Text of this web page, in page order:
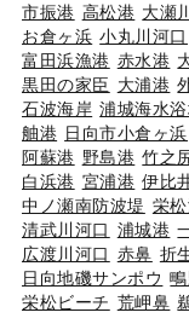
市振港 高松港 大瀬
お倉ヶ浜 小丸川河口
富田浜漁港 赤水港
黒田の家臣 大浦港
石波海岸 浦城海水
舳港 日向市小倉ヶ浜
阿蘇港 野島港 竹之
白浜港 宮浦港 伊比
中ノ瀬南防波堤 栄
清武川河口 浦城港
広渡川河口 赤鼻 折
日向地磯サンポウ
栄松ビーチ 荒岬鼻